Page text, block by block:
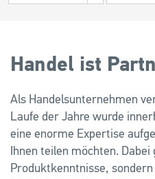
Handel ist
Als Handelsunternehmen
Laufe der Jahre wurde
eine enorme Expertise
Ihnen teilen möchten.
Produktkenntnisse,